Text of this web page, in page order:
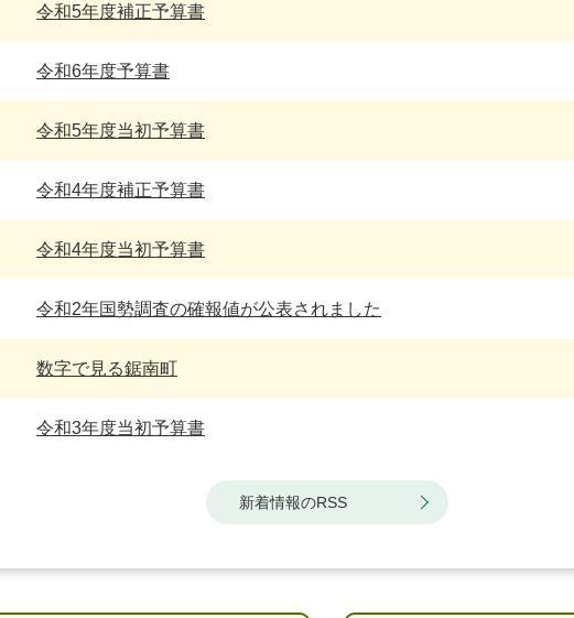
令和5年度補正予算書
令和6年度予算書
令和5年度当初予算書
令和4年度補正予算書
令和4年度当初予算書
令和2年国勢調査の確報値が公表されました
数字で見る鋸南町
令和3年度当初予算書
新着情報のRSS